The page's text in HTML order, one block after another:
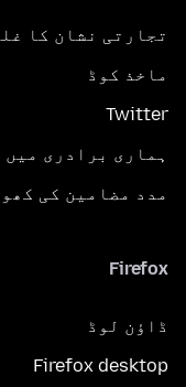
تجارتی نشان کا
ماخذ کوڈ
Twitter
ہماری برادری
مدد مضامین کی
Firefox
ڈاؤن لوڈ
Firefox desktop